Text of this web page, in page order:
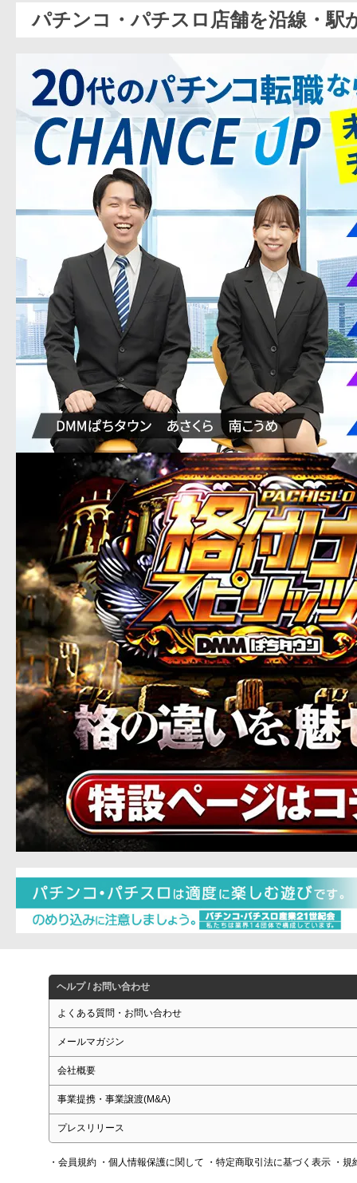
パチンコ・パチスロ店舗を沿線・駅
ヘルプ / お問い合わせ
よくある質問・お問い合わせ
メールマガジン
会社概要
事業提携・事業譲渡(M&A)
プレスリリース
・会員規約 ・個人情報保護に関して ・特定商取引法に基づく表示 ・規